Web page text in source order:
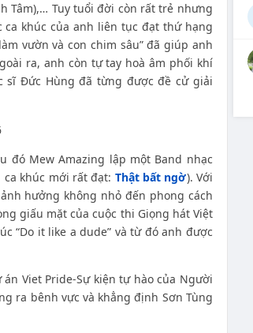
Tâm),… Tuy tuổi đời còn rất trẻ nhưng
khúc của anh liên tục đạt thứ hạng
vườn và con chim sâu” đã giúp anh
ra, anh còn tự tay hoà âm phối khí
sĩ Đức Hùng đã từng được đề cử giải
đó Mew Amazing lập một Band nhạc
khúc mới rất đạt: Thật bất ngờ). Với
hưởng không nhỏ đến phong cách
giấu mặt của cuộc thi Giọng hát Việt
“Do it like a dude” và từ đó anh được
Viet Pride-Sự kiện tự hào của Người
ra bênh vực và khẳng định Sơn Tùng